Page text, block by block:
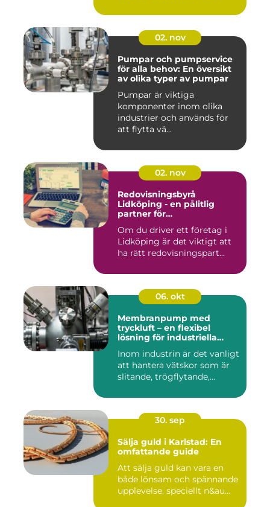
02. nov
Pumpar och pumpservice
för alla behov: En översikt
av olika typer av pumpar
Pumpar är viktiga
komponenter inom olika
industrier och används för
att flytta vä...
02. nov
Redovisningsbyrå
Lidköping - en pålitlig
partner för
Lidköping
Om du driver ett företag i
Lidköping är det viktigt att
ha rätt redovisningspart...
06. okt
Membranpump med
tryckluft – en flexibel
lösning för industriella
Inom industrin är det vanligt
att hantera vätskor som är
slitande, trögflytande,...
30. sep
Sälja guld i Karlstad: En
omfattande guide
Att sälja guld kan vara en
både lönsam och spännande
upplevelse, speciellt n&au...